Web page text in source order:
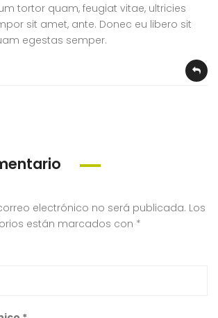
tortor quam, feugiat vitae, ultricies
sit amet, ante. Donec eu libero sit
egestas semper.
electrónico no será publicada. Los
están marcados con *